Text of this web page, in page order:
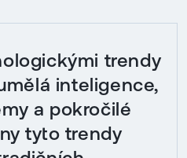
trendy
inteligence,
a pokročilé
tyto trendy